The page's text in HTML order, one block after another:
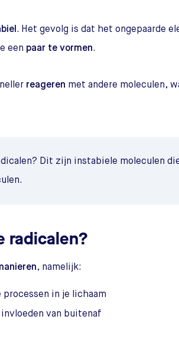
. Het gevolg is dat het ongepaarde
een paar te vormen.
reageren met andere moleculen,
Dit zijn instabiele moleculen
radicalen?
, namelijk:
in je lichaam
van buitenaf